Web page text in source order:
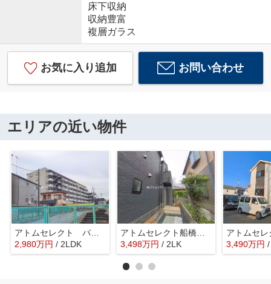
床下収納
収納豊富
複層ガラス
お気に入り追加 お問い合わせ
エリアの近い物件
アトムセレクト パレ・ドール津田沼 3階
2,980万円 / 2LDK
アトムセレクト船橋市習志野台5丁目 3号棟
3,498万円 / 2LK 3,490万円